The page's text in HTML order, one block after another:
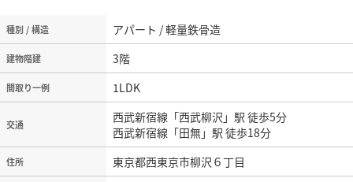
種別 / 構造 アパート / 軽量鉄骨造
建物階建 3階
間取り一例 1LDK
交通
西武新宿線「西武柳沢」駅 徒歩5分
西武新宿線「田無」駅 徒歩18分
住所 東京都西東京市柳沢６丁目